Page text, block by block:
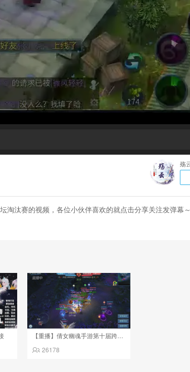
汰赛的视频，各位小伙伴喜欢的就点击分享关注发弹幕～
26178